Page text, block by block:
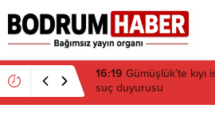
15:45 Bülent
hâlâ proje konuşuluyor